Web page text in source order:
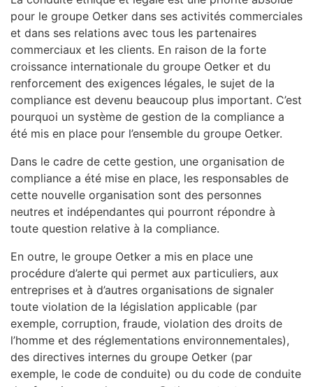
pour le groupe Oetker dans ses activités commerciales
et dans ses relations avec tous les partenaires
commerciaux et les clients. En raison de la forte
croissance internationale du groupe Oetker et du
renforcement des exigences légales, le sujet de la
compliance est devenu beaucoup plus important. C’est
pourquoi un système de gestion de la compliance a
été mis en place pour l’ensemble du groupe Oetker.
Dans le cadre de cette gestion, une organisation de
compliance a été mise en place, les responsables de
cette nouvelle organisation sont des personnes
neutres et indépendantes qui pourront répondre à
toute question relative à la compliance.
En outre, le groupe Oetker a mis en place une
procédure d’alerte qui permet aux particuliers, aux
entreprises et à d’autres organisations de signaler
toute violation de la législation applicable (par
exemple, corruption, fraude, violation des droits de
l’homme et des réglementations environnementales),
des directives internes du groupe Oetker (par
exemple, le code de conduite) ou du code de conduite